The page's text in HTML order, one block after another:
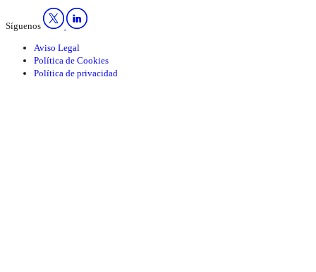
Síguenos
Aviso Legal
Política de Cookies
Política de privacidad